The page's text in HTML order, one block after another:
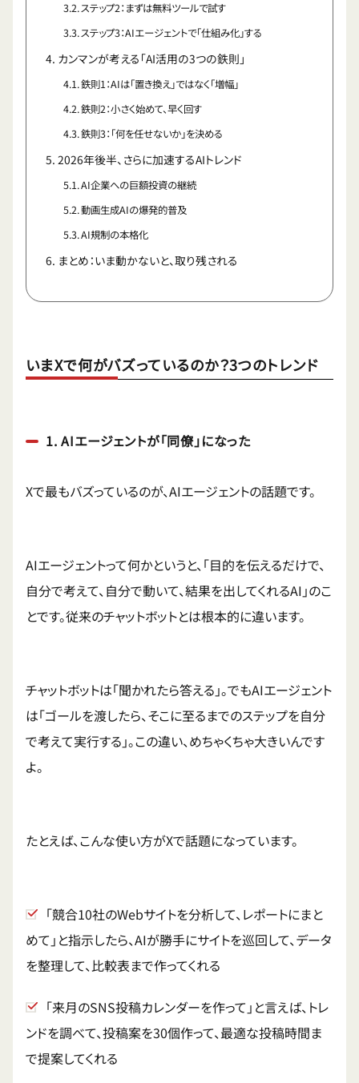
ステップ2：まずは無料ツールで試す
ステップ3：AIエージェントで「仕組み化」する
カンマンが考える「AI活用の3つの鉄則」
鉄則1：AIは「置き換え」ではなく「増幅」
鉄則2：小さく始めて、早く回す
鉄則3：「何を任せないか」を決める
2026年後半、さらに加速するAIトレンド
AI企業への巨額投資の継続
動画生成AIの爆発的普及
AI規制の本格化
まとめ：いま動かないと、取り残される
いまXで何がバズっているのか？3つのトレンド
1. AIエージェントが「同僚」になった
Xで最もバズっているのが、AIエージェントの話題です。
AIエージェントって何かというと、「目的を伝えるだけで、
自分で考えて、自分で動いて、結果を出してくれるAI」のこ
とです。従来のチャットボットとは根本的に違います。
チャットボットは「聞かれたら答える」。でもAIエージェント
は「ゴールを渡したら、そこに至るまでのステップを自分
で考えて実行する」。この違い、めちゃくちゃ大きいんです
よ。
たとえば、こんな使い方がXで話題になっています。
「競合10社のWebサイトを分析して、レポートにまと
めて」と指示したら、AIが勝手にサイトを巡回して、データ
を整理して、比較表まで作ってくれる
「来月のSNS投稿カレンダーを作って」と言えば、トレ
ンドを調べて、投稿案を30個作って、最適な投稿時間ま
で提案してくれる